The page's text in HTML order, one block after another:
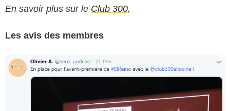
En savoir plus sur le Club 300.
Les avis des membres